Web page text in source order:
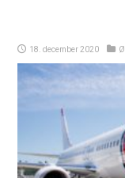
18. december 2020